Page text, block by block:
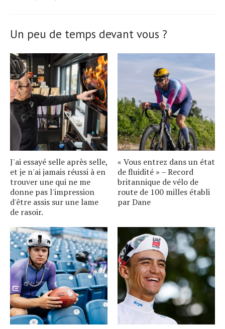
Un peu de temps devant vous ?
J'ai essayé selle après selle,
et je n'ai jamais réussi à en
trouver une qui ne me
donne pas l'impression
d'être assis sur une lame
de rasoir.
« Vous entrez dans un état
de fluidité » – Record
britannique de vélo de
route de 100 milles établi
par Dane